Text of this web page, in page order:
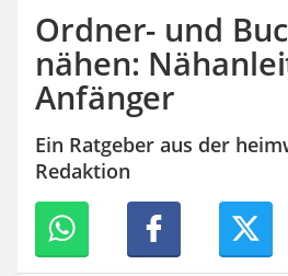
Stunt-Scooter
Gusseisen Bräter
Induktionskochfeld
Tischgeschirrspüler
Elektronische Dartscheibe
Wildkamera
Wischmopp
Trinkflasche
Thermokanne
Elektrische Pfeffermühle
Ordner- und
nähen:
Anfänger
Ein Ratgeber aus der
Redaktion